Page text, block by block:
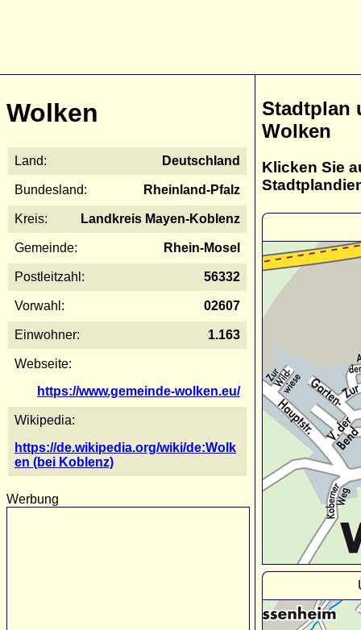
Wolken
Land: Deutschland
Bundesland: Rheinland-Pfalz
Kreis: Landkreis Mayen-Koblenz
Gemeinde: Rhein-Mosel
Postleitzahl: 56332
Vorwahl: 02607
Einwohner: 1.163
Webseite:
https://www.gemeinde-wolken.eu/
Wikipedia:
https://de.wikipedia.org/wiki/de:Wolk
en (bei Koblenz)
Werbung
Stadtplan
Wolken
Klicken Sie